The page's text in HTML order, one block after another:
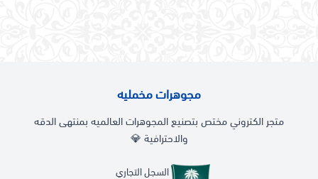
مجوهرات مخمليه
متجر الكتروني مختص بتصنيع المجوهرات العالميه بمنتهى الدقه
والاحترافية 💎
السجل التجاري